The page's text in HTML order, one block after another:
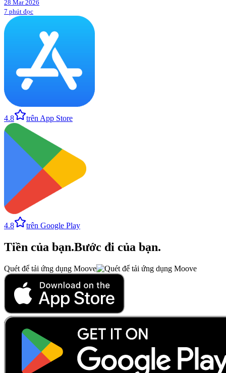
28 Mar 2026
7 phút đọc
4.8 trên App Store
4.8 trên Google Play
Tiền của bạn.Bước đi của bạn.
Quét để tải ứng dụng Moove